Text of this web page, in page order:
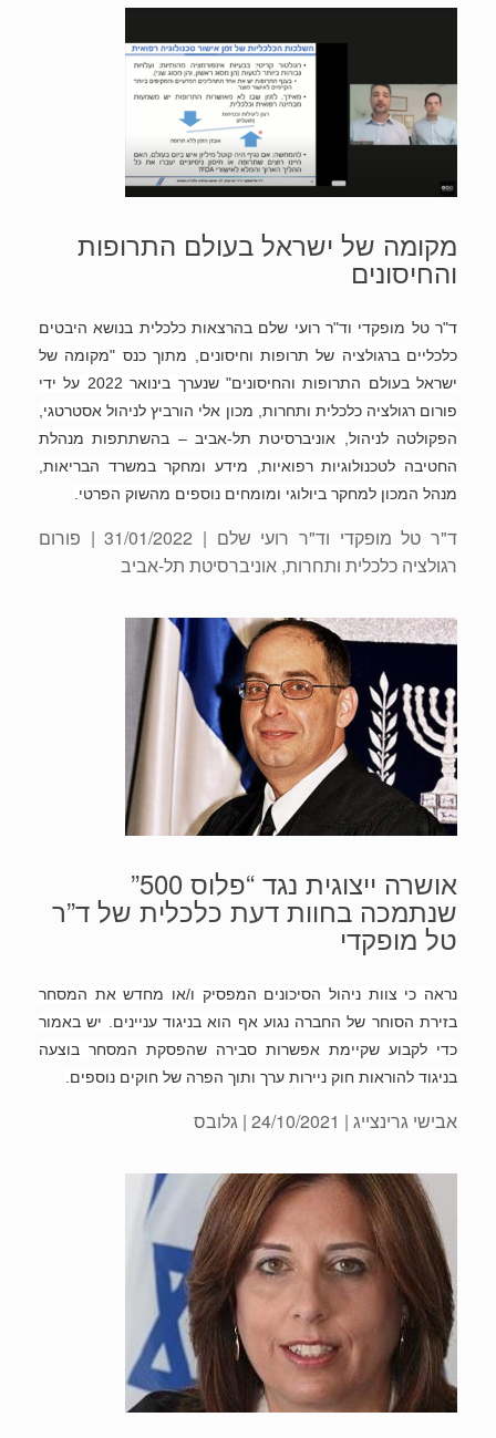
מקומה של ישראל בעולם התרופות
והחיסונים
ד"ר טל מופקדי וד"ר רועי שלם בהרצאות כלכלית בנושא היבטים
כלכליים ברגולציה של תרופות וחיסונים, מתוך כנס "מקומה של
ישראל בעולם התרופות והחיסונים" שנערך בינואר 2022 על ידי
פורום רגולציה כלכלית ותחרות, מכון אלי הורביץ לניהול אסטרטגי,
הפקולטה לניהול, אוניברסיטת תל-אביב – בהשתתפות מנהלת
החטיבה לטכנולוגיות רפואיות, מידע ומחקר במשרד הבריאות,
מנהל המכון למחקר ביולוגי ומומחים נוספים מהשוק הפרטי.
ד"ר טל מופקדי וד"ר רועי שלם
| 31/01/2022 | פורום
רגולציה כלכלית ותחרות, אוניברסיטת תל-אביב
אושרה ייצוגית נגד “פלוס 500”
שנתמכה בחוות דעת כלכלית של ד”ר
טל מופקדי
נראה כי צוות ניהול הסיכונים המפסיק ו/או מחדש את המסחר
בזירת הסוחר של החברה נגוע אף הוא בניגוד עניינים. יש באמור
כדי לקבוע שקיימת אפשרות סבירה שהפסקת המסחר בוצעה
בניגוד להוראות חוק ניירות ערך ותוך הפרה של חוקים נוספים.
אבישי גרינצייג | 24/10/2021 | גלובס